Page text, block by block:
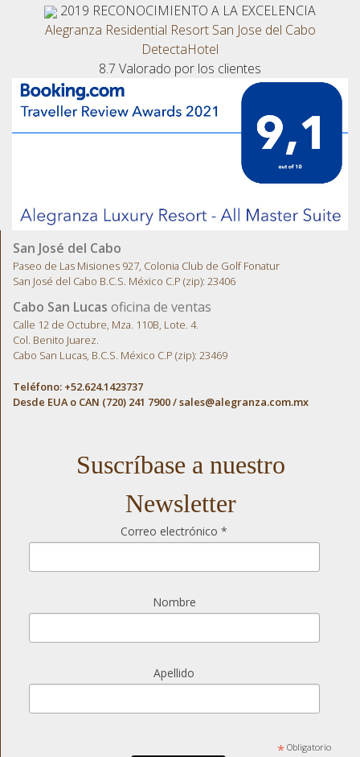
2019 RECONOCIMIENTO A LA EXCELENCIA
Alegranza Residential Resort San Jose del Cabo
DetectaHotel
8.7 Valorado por los clientes
San José del Cabo
Paseo de Las Misiones 927, Colonia Club de Golf Fonatur
San José del Cabo B.C.S. México C.P (zip): 23406
Cabo San Lucas oficina de ventas
Calle 12 de Octubre, Mza. 110B, Lote. 4.
Col. Benito Juarez.
Cabo San Lucas, B.C.S. México C.P (zip): 23469
Teléfono: +52.624.1423737
Desde EUA o CAN (720) 241 7900 /sales@alegranza.com.mx
Suscríbase a nuestro
Newsletter
Correo electrónico*
Nombre
Apellido
*Obligatorio